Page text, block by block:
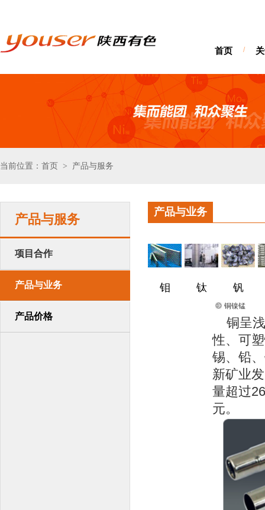
首页 /
当前位置：首页 > 产品与服务
产品与服务
项目合作
产品与业务
产品价格
产品与业务
钼 钛 钒
铜镍锰
铜呈
性、可
锡、铅
新矿业
量超过
元。